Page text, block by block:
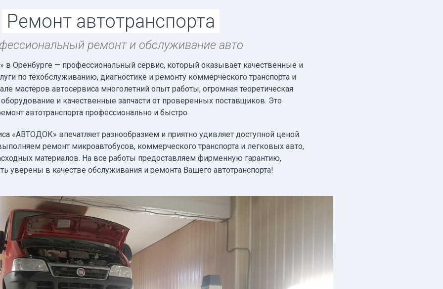
Ремонт автотранспорта
ремонт и обслуживание авто
Оренбурге — профессиональный сервис, который оказывает качественные и
по техобслуживанию, диагностике и ремонту коммерческого транспорта и
мастеров автосервиса многолетний опыт работы, огромная теоретическая
и качественные запчасти от проверенных поставщиков. Это
автотранспорта профессионально и быстро.
«АВТОДОК» впечатляет разнообразием и приятно удивляет доступной ценой.
ремонт микроавтобусов, коммерческого транспорта и легковых авто,
материалов. На все работы предоставляем фирменную гарантию,
уверены в качестве обслуживания и ремонта Вашего автотранспорта!